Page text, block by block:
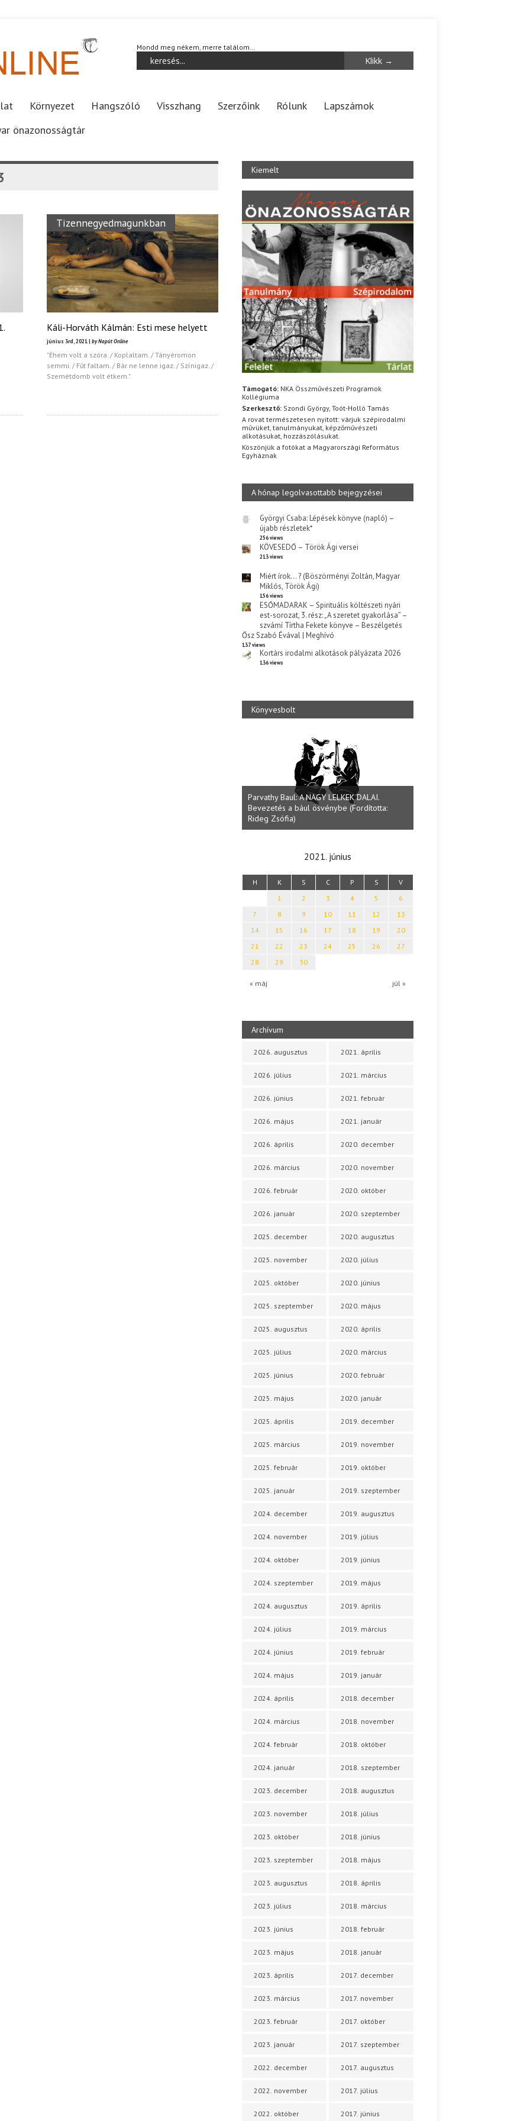
Mondd meg nékem, merre találom…
Környezet Hangszóló Visszhang Szerzőink Rólunk
Lapszámok
önazonosságtár
Tizennegyedmagunkban
Káli-Horváth Kálmán: Esti mese helyett
június 3rd, 2021 | by Napút Online
"Éhem volt a szóra. / Koplaltam. / Tányéromon
semmi. / Fűt faltam. / Bár ne lenne igaz. / Színigaz. /
Szemétdomb volt étkem."
Kiemelt
Támogató: NKA Összművészeti Programok
Kollégiuma
Szerkesztő: Szondi György, Toót-Holló Tamás
A rovat természetesen nyitott: várjuk szépirodalmi
művüket, tanulmányukat, képzőművészeti
alkotásukat, hozzászólásukat.
Köszönjük a fotókat a Magyarországi Református
Egyháznak
A hónap legolvasottabb bejegyzései
Györgyi Csaba: Lépések könyve (napló) –
újabb részletek*
256 views
KÖVESEDŐ – Török Ági versei
213 views
Miért írok… ? (Böszörményi Zoltán, Magyar
Miklós, Török Ági)
156 views
ESŐMADARAK – Spirituális költészeti nyári
est-sorozat, 3. rész: „A szeretet gyakorlása” –
szvámí Tírtha Fekete könyve – Beszélgetés
Ősz Szabó Évával | Meghívó
137 views
Kortárs irodalmi alkotások pályázata 2026
136 views
Könyvesbolt
Parvathy Baul: A NAGY LELKEK DALAI.
Bevezetés a bául ösvénybe (Fordította:
Rideg Zsófia)
2021. június
H K S C P S V
« máj júl »
1 2 3 4 5
6
7
8 9 10 11 12
13
14
15 16 17 18 19
20
21
22 23 24 25 26
27
28
29 30
Archívum
2026. augusztus
2026. július
2026. június
2026. május
2026. április
2026. március
2026. február
2026. január
2025. december
2025. november
2025. október
2025. szeptember
2025. augusztus
2025. július
2025. június
2025. május
2025. április
2025. március
2025. február
2025. január
2024. december
2024. november
2024. október
2024. szeptember
2024. augusztus
2024. július
2024. június
2024. május
2024. április
2024. március
2024. február
2024. január
2023. december
2023. november
2023. október
2023. szeptember
2023. augusztus
2023. július
2023. június
2023. május
2023. április
2023. március
2023. február
2023. január
2022. december
2022. november
2022. október
2021. április
2021. március
2021. február
2021. január
2020. december
2020. november
2020. október
2020. szeptember
2020. augusztus
2020. július
2020. június
2020. május
2020. április
2020. március
2020. február
2020. január
2019. december
2019. november
2019. október
2019. szeptember
2019. augusztus
2019. július
2019. június
2019. május
2019. április
2019. március
2019. február
2019. január
2018. december
2018. november
2018. október
2018. szeptember
2018. augusztus
2018. július
2018. június
2018. május
2018. április
2018. március
2018. február
2018. január
2017. december
2017. november
2017. október
2017. szeptember
2017. augusztus
2017. július
2017. június